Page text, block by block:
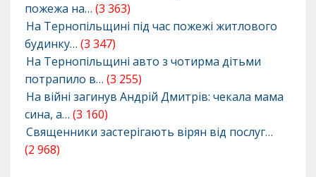
пожежа на… (3 363)
На Тернопільщині під час пожежі житлового
будинку… (3 347)
На Тернопільщині авто з чотирма дітьми
потрапило в… (3 255)
На війні загинув Андрій Дмитрів: чекала мама
сина, а… (3 160)
Священники застерігають вірян від послуг…
(2 968)